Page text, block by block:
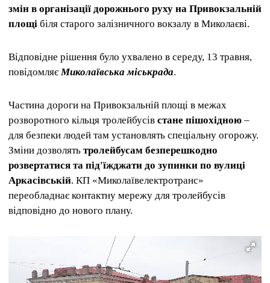
змін в організації дорожнього руху на Привокзальній
площі біля старого залізничного вокзалу в Миколаєві.
Відповідне рішення було ухвалено в середу, 13 травня,
повідомляє Миколаївська міськрада.
Частина дороги на Привокзальній площі в межах
розворотного кільця тролейбусів стане пішохідною –
для безпеки людей там установлять спеціальну огорожу.
Зміни дозволять тролейбусам безперешкодно
розвертатися та під'їжджати до зупинки по вулиці
Аркасівській. КП «Миколаївелектротранс»
переобладнає контактну мережу для тролейбусів
відповідно до нового плану.